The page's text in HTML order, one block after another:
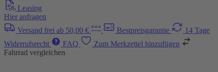
Leasing
Hier anfragen
Versand frei ab 50,00 € *** Bestpreisgarantie
14 Tage
Widerrufsrecht
FAQ
Zum Merkzettel hinzufügen
Fahrrad vergleichen